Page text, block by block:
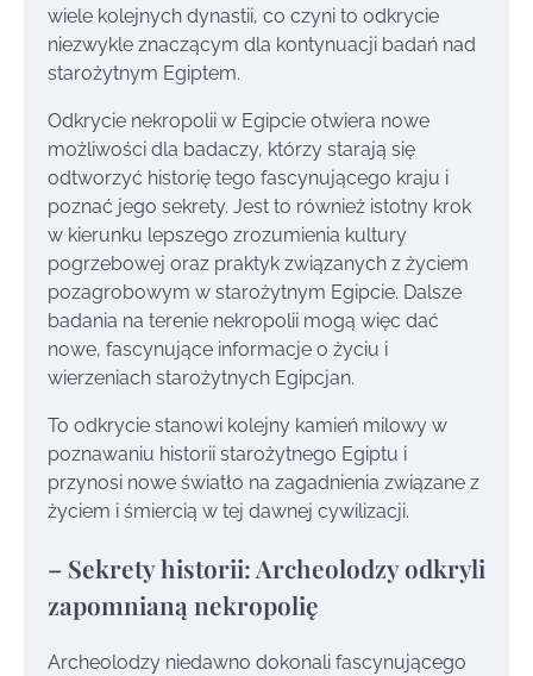
wiele kolejnych dynastii, co czyni to odkrycie
niezwykle znaczącym dla kontynuacji badań nad
starożytnym Egiptem.
Odkrycie nekropolii w Egipcie otwiera nowe
możliwości dla badaczy, którzy starają się
odtworzyć historię tego fascynującego kraju i
poznać jego sekrety. Jest to również istotny krok
w kierunku lepszego zrozumienia kultury
pogrzebowej oraz praktyk związanych z życiem
pozagrobowym w starożytnym Egipcie. Dalsze
badania na terenie nekropolii mogą więc dać
nowe, fascynujące informacje o życiu i
wierzeniach starożytnych Egipcjan.
To odkrycie stanowi kolejny kamień milowy w
poznawaniu historii starożytnego Egiptu i
przynosi nowe światło na zagadnienia związane z
życiem i śmiercią w tej dawnej cywilizacji.
– Sekrety historii: Archeolodzy odkryli
zapomnianą nekropolię
Archeolodzy niedawno dokonali fascynującego